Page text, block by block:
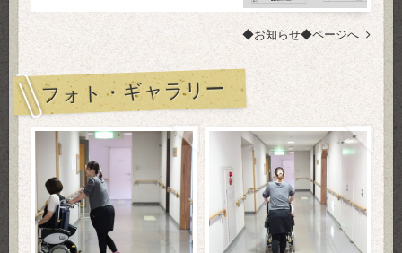
◆お知らせ◆ページへ
フォト・ギャラリー